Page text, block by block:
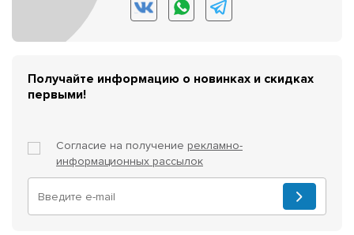
Получайте информацию о новинках и скидках
первыми!
Согласие на получение рекламно-
информационных рассылок